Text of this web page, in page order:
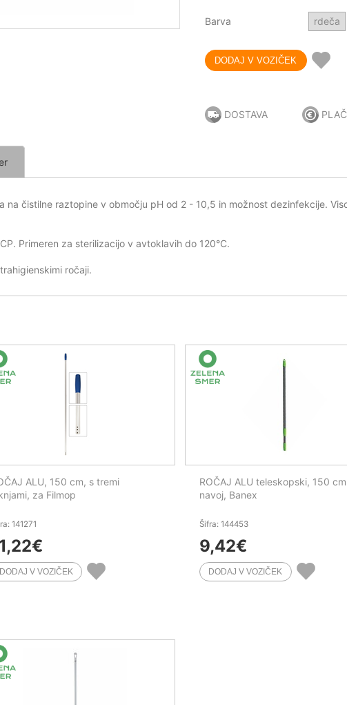
Barva rdeča
DOSTAVA
na čistilne raztopine v območju pH od 2 - 10,5 in možnost dezinfekcije.
Primeren za sterilizacijo v avtoklavih do 120°C.
ročaji.
ALU, 150 cm, s tremi
za Filmop
141271
€
ROČAJ ALU teleskopski, 150
navoj, Banex
Šifra: 144453
9,42€